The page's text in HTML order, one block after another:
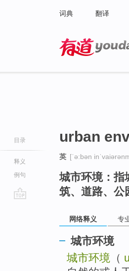
词典 翻译
目录
释义
例句
urban
英 [ˈə:bən
城市环境：指
筑、道路、公
网络释义 专
城市环境
城市环境 （